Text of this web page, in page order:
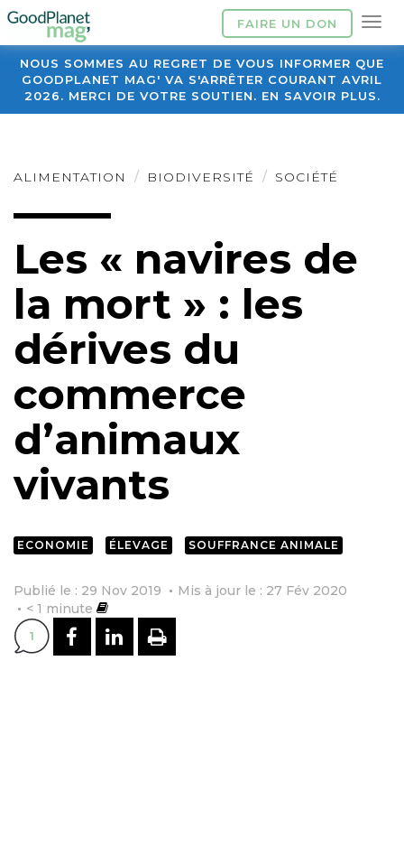
FAIRE UN DON
NOUS SOMMES AU REGRET DE VOUS INFORMER QUE
GOODPLANET MAG' VA S'ARRÊTER COURANT AVRIL
2026. MERCI DE VOTRE SOUTIEN. EN SAVOIR PLUS.
ALIMENTATION BIODIVERSITÉ SOCIÉTÉ
Les « navires de
la mort » : les
dérives du
commerce
d’animaux
vivants
ECONOMIE ÉLEVAGE SOUFFRANCE ANIMALE
Publié le : 29 Nov 2019
Mis à jour le : 27 Fév 2020
< 1 minute
1 PARTAGER SUR FACEBOOK
PARTAGER SUR
IMPRIMER